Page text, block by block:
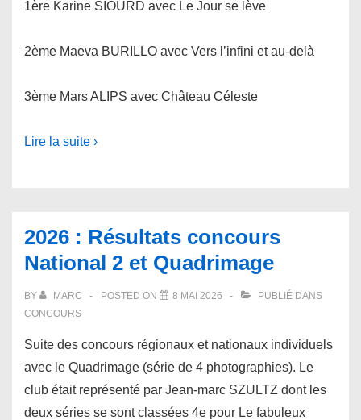
1ère Karine SIOURD avec Le Jour se lève
2ème Maeva BURILLO avec Vers l’infini et au-delà
3ème Mars ALIPS avec Château Céleste
Lire la suite ›
2026 : Résultats concours
National 2 et Quadrimage
BY MARC POSTED ON 8 MAI 2026
PUBLIÉ DANS
CONCOURS
Suite des concours régionaux et nationaux individuels
avec le Quadrimage (série de 4 photographies). Le
club était représenté par Jean-marc SZULTZ dont les
deux séries se sont classées 4e pour Le fabuleux